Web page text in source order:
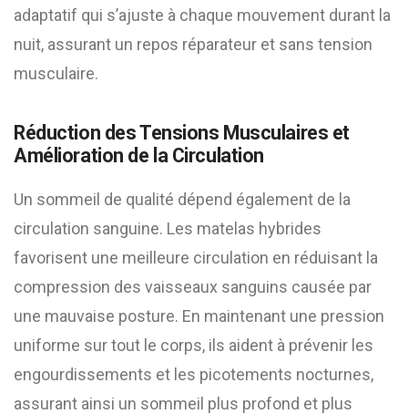
adaptatif qui s’ajuste à chaque mouvement durant la
nuit, assurant un repos réparateur et sans tension
musculaire.
Réduction des Tensions Musculaires et
Amélioration de la Circulation
Un sommeil de qualité dépend également de la
circulation sanguine. Les matelas hybrides
favorisent une meilleure circulation en réduisant la
compression des vaisseaux sanguins causée par
une mauvaise posture. En maintenant une pression
uniforme sur tout le corps, ils aident à prévenir les
engourdissements et les picotements nocturnes,
assurant ainsi un sommeil plus profond et plus